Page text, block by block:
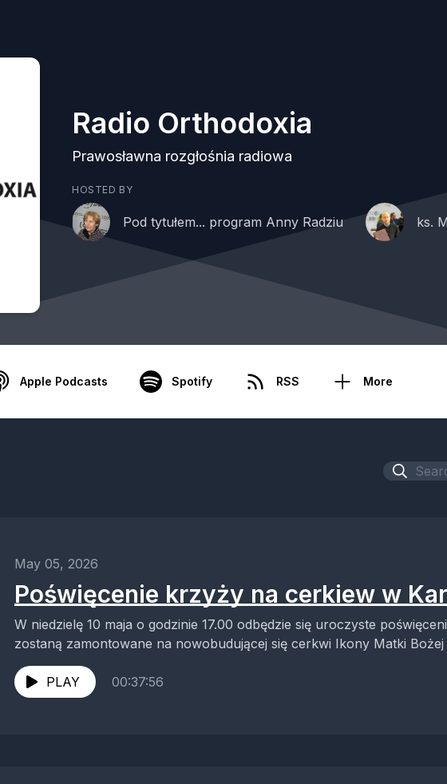
Radio Orthodoxia
Prawosławna rozgłośnia radiowa
HOSTED BY
Pod tytułem... program Anny Radziu ks.
Apple Podcasts Spotify RSS More
May 05, 2026
Poświęcenie krzyży na cerkiew w
W niedzielę 10 maja o godzinie 17.00 odbędzie się uroczyste
zostaną zamontowane na nowobudującej się cerkwi Ikony Matki Bożej
PLAY 00:37:56